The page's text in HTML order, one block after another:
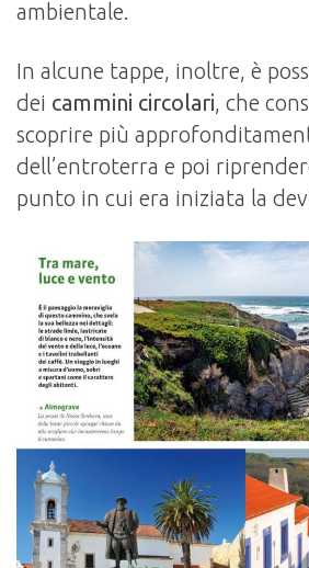
ambientale.
In alcune tappe, inoltre, è
dei cammini circolari, che
scoprire più
dell’entroterra e poi
punto in cui era iniziata la